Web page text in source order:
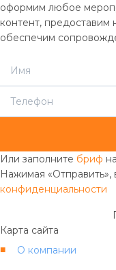
оформим любое
контент,
обеспечим
Или заполните бриф
Нажимая «Отправить»,
конфиденциальности
Карта сайта
О компании